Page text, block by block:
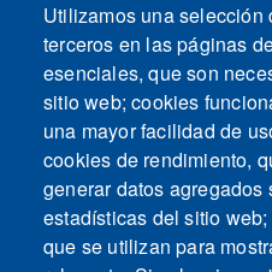
Utilizamos una selección
terceros en las páginas
esenciales, que son
sitio web; cookies
una mayor facilidad de
cookies de rendimiento,
generar datos agregados
estadísticas del sitio
que se utilizan para